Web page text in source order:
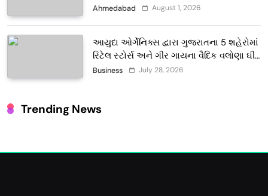
લુલ્લા એ ટેરોટ કાર્ડ રીડિંગ અંગે માહિતી આપી
Ahmedabad August 1, 2026
આયુદા ઓર્ગેનિક્સ દ્વારા ગુજરાતના 5 શહેરોમાં
રિટેલ સ્ટોર્સ અને ગીર ગાયના વૈદિક વલોણા ઘી-
દૂધની શુદ્ધ સેવાઓ સાથે વ્યાપક વિસ્તરણ
Business July 28, 2026
Trending News